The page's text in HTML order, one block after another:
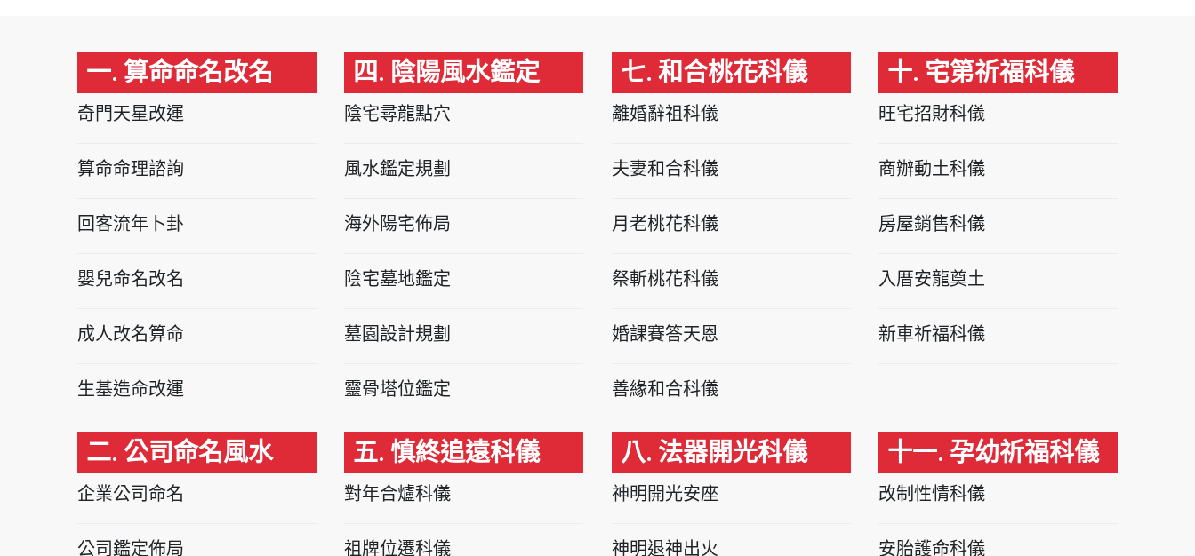
一. 算命命名改名
奇門天星改運
算命命理諮詢
回客流年卜卦
嬰兒命名改名
成人改名算命
生基造命改運
二. 公司命名風水
企業公司命名
公司鑑定佈局
四. 陰陽風水鑑定
陰宅尋龍點穴
風水鑑定規劃
海外陽宅佈局
陰宅墓地鑑定
墓園設計規劃
靈骨塔位鑑定
五. 慎終追遠科儀
對年合爐科儀
祖牌位遷科儀
七. 和合桃花科儀
離婚辭祖科儀
夫妻和合科儀
月老桃花科儀
祭斬桃花科儀
婚課賽答天恩
善緣和合科儀
八. 法器開光科儀
神明開光安座
神明退神出火
十. 宅第祈福科儀
旺宅招財科儀
商辦動土科儀
房屋銷售科儀
入厝安龍奠土
新車祈福科儀
十一. 孕幼祈福科儀
改制性情科儀
安胎護命科儀